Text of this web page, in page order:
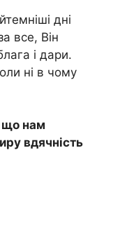
дні
все, Він
і дари.
ні в чому
що нам
вдячність